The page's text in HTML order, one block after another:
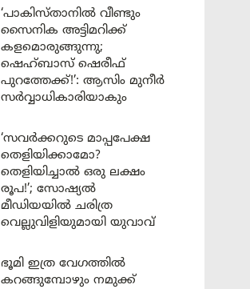
‘പാകിസ്താനിൽ വീണ്ടും
സൈനിക അട്ടിമറിക്ക്
കളമൊരുങ്ങുന്നു;
ഷെഹ്ബാസ് ഷെരീഫ്
പുറത്തേക്ക്!’: ആസിം മുനീർ
സർവ്വാധികാരിയാകും
‘സവർക്കറുടെ മാപ്പപേക്ഷ
തെളിയിക്കാമോ?
തെളിയിച്ചാൽ ഒരു ലക്ഷം
രൂപ!’; സോഷ്യൽ
മീഡിയയിൽ ചരിത്ര
വെല്ലുവിളിയുമായി യുവാവ്
ഭൂമി ഇത്ര വേഗത്തിൽ
കറങ്ങുമ്പോഴും നമുക്ക്